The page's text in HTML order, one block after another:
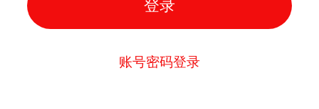
登录
账号密码登录